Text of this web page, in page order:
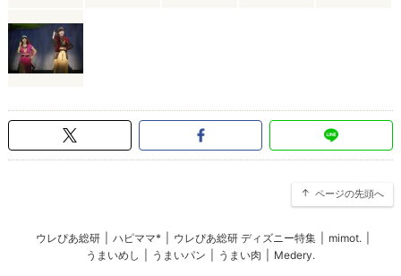
ページの先頭へ
ウレぴあ総研 ハピママ* ウレぴあ総研 ディズニー特集 mimot.
うまいめし
うまいパン うまい肉 Medery.